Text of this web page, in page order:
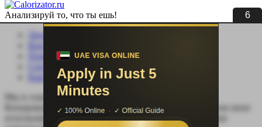
5
Анализируй то, что ты ешь!
Личный кабинет
Помощь сайту
Соцсети
Карта сайта
Мы в социальных сетях:
Копирование, перепечатка (целиком или частично) или иное